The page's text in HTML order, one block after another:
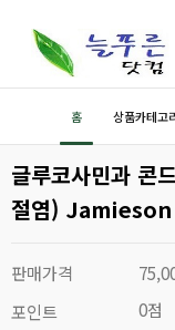
홈 상품카테고
글루코사민과 콘
절염) Jamieson
판매가격
포인트
0점